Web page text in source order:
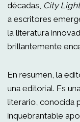
décadas, City
a escritores
la literatura
brillantemente
En resumen, la
una editorial. Es
literario, conocida
inquebrantable